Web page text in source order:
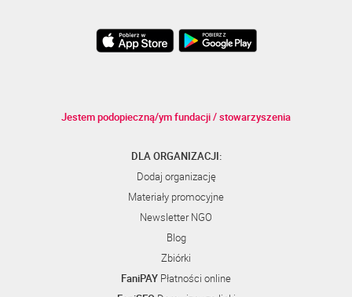
Jestem podopieczną/ym fundacji / stowarzyszenia
DLA ORGANIZACJI:
Dodaj organizację
Materiały promocyjne
Newsletter NGO
Blog
Zbiórki
FaniPAY Płatności online